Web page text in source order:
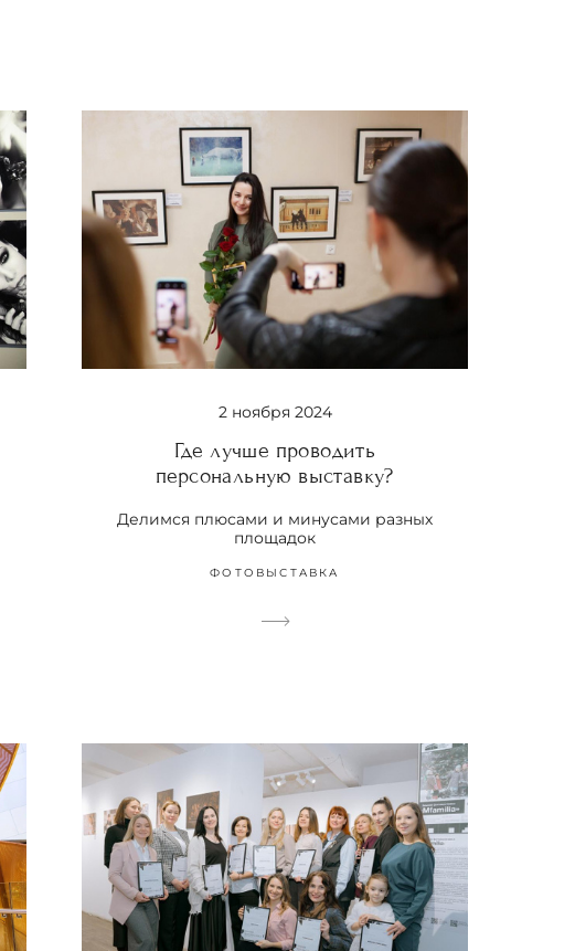
2 ноября 2024
Где лучше проводить
персональную выставку?
Делимся плюсами и минусами разных
площадок
ФОТОВЫСТАВКА